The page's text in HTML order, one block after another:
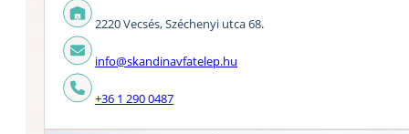
2220 Vecsés, Széchenyi utca 68.
info@skandinavfatelep.hu
+36 1 290 0487